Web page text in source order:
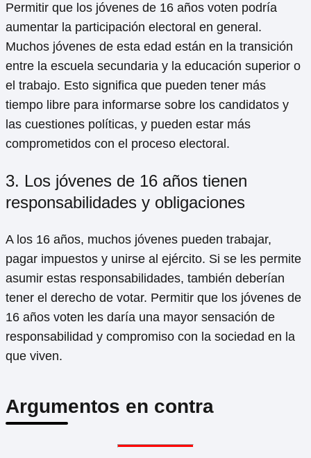
Permitir que los jóvenes de 16 años voten podría
aumentar la participación electoral en general.
Muchos jóvenes de esta edad están en la transición
entre la escuela secundaria y la educación superior o
el trabajo. Esto significa que pueden tener más
tiempo libre para informarse sobre los candidatos y
las cuestiones políticas, y pueden estar más
comprometidos con el proceso electoral.
3. Los jóvenes de 16 años tienen
responsabilidades y obligaciones
A los 16 años, muchos jóvenes pueden trabajar,
pagar impuestos y unirse al ejército. Si se les permite
asumir estas responsabilidades, también deberían
tener el derecho de votar. Permitir que los jóvenes de
16 años voten les daría una mayor sensación de
responsabilidad y compromiso con la sociedad en la
que viven.
Argumentos en contra